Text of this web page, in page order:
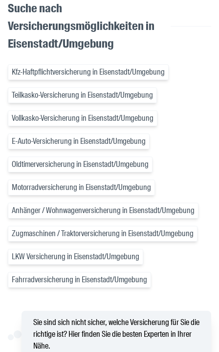
Suche nach
Versicherungsmöglichkeiten in
Eisenstadt/Umgebung
Kfz-Haftpflichtversicherung in Eisenstadt/Umgebung
Teilkasko-Versicherung in Eisenstadt/Umgebung
Vollkasko-Versicherung in Eisenstadt/Umgebung
E-Auto-Versicherung in Eisenstadt/Umgebung
Oldtimerversicherung in Eisenstadt/Umgebung
Motorradversicherung in Eisenstadt/Umgebung
Anhänger / Wohnwagenversicherung in Eisenstadt/Umgebung
Zugmaschinen / Traktorversicherung in Eisenstadt/Umgebung
LKW Versicherung in Eisenstadt/Umgebung
Fahrradversicherung in Eisenstadt/Umgebung
Sie sind sich nicht sicher, welche Versicherung für Sie die
richtige ist? Hier finden Sie die besten Experten in Ihrer
Nähe.